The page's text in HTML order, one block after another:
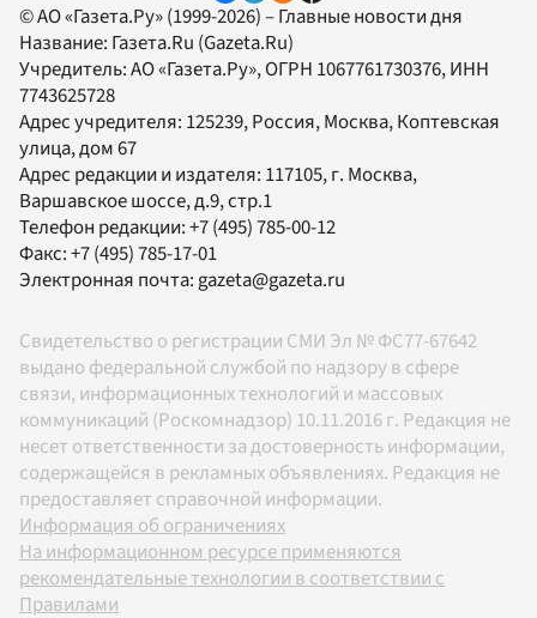
© АО «Газета.Ру» (1999-2026) – Главные новости дня
Название: Газета.Ru (Gazeta.Ru)
Учредитель:АО «Газета.Ру», ОГРН 1067761730376, ИНН
7743625728
Адрес учредителя: 125239, Россия, Москва, Коптевская
улица, дом 67
Адрес редакции и издателя: 117105, г. Москва,
Варшавское шоссе, д.9, стр.1
Телефон редакции:+7 (495) 785-00-12
Факс:+7 (495) 785-17-01
Электронная почта: gazeta@gazeta.ru
Свидетельство о регистрации СМИ Эл № ФС77-67642
выдано федеральной службой по надзору в сфере
связи, информационных технологий и массовых
коммуникаций (Роскомнадзор) 10.11.2016 г. Редакция не
несет ответственности за достоверность информации,
содержащейся в рекламных объявлениях. Редакция не
предоставляет справочной информации.
Информация об ограничениях
На информационном ресурсе применяются
рекомендательные технологии в соответствии с
Правилами